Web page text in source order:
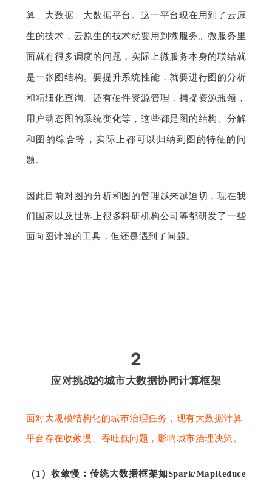
算、大数据、大数据平台。这一平台现在用到了云原
生的技术，云原生的技术就要用到微服务。微服务里
面就有很多调度的问题，实际上微服务本身的联结就
是一张图结构。要提升系统性能，就要进行图的分析
和精细化查询。还有硬件资源管理，捕捉资源瓶颈，
用户动态图的系统变化等，这些都是图的结构、分解
和图的综合等，实际上都可以归纳到图的特征的问
题。
因此目前对图的分析和图的管理越来越迫切，现在我
们国家以及世界上很多科研机构公司等都研发了一些
面向图计算的工具，但还是遇到了问题。
2
应对挑战的城市大数据协同计算框架
面对大规模结构化的城市治理任务，现有大数据计算
平台存在收敛慢、吞吐低问题，影响城市治理决策。
（1）收敛慢：传统大数据框架如Spark/MapReduce